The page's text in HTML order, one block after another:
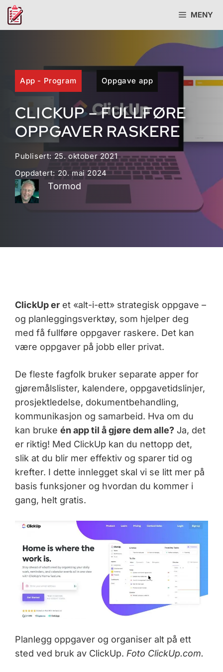
Hopp
MENY
App - Program Oppgave app
CLICKUP – FULLFØRE
OPPGAVER RASKERE
Publisert: 25. oktober 2021
Oppdatert: 20. mai 2024
Tormod
ClickUp eret «alt-i-ett» strategisk oppgave –
og planleggingsverktøy, som hjelper deg
med få fullføre oppgaver raskere. Det kan
være oppgaver på jobb eller privat.
De fleste fagfolk bruker separate apper for
gjøremålslister, kalendere, oppgavetidslinjer,
prosjektledelse, dokumentbehandling,
kommunikasjon og samarbeid. Hva om du
kan bruke én app til å gjøre dem alle?Ja, det
er riktig! Med ClickUp kan du nettopp det,
slik at du blir mer effektiv og sparer tid og
krefter. I dette innlegget skal vi se litt mer på
basis funksjoner og hvordan du kommer i
gang, helt gratis.
Planlegg oppgaver og organiser alt på ett
sted ved bruk av ClickUp. Foto ClickUp.com.